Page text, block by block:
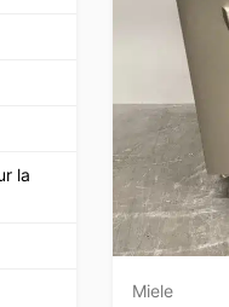
la
Miele